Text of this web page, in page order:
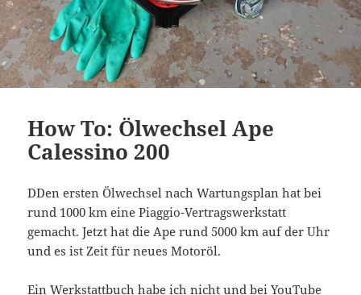
How To: Ölwechsel Ape
Calessino 200
DDen ersten Ölwechsel nach Wartungsplan hat bei
rund 1000 km eine Piaggio-Vertragswerkstatt
gemacht. Jetzt hat die Ape rund 5000 km auf der Uhr
und es ist Zeit für neues Motoröl.
Ein Werkstattbuch habe ich nicht und bei YouTube